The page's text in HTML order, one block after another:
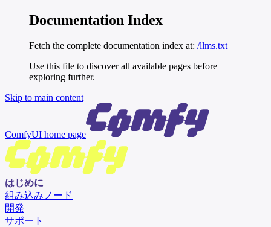
Documentation Index
Fetch the complete documentation index at: /llms.txt
Use this file to discover all available pages before
exploring further.
Skip to main content
ComfyUI home page
はじめに
組み込みノード
開発
サポート